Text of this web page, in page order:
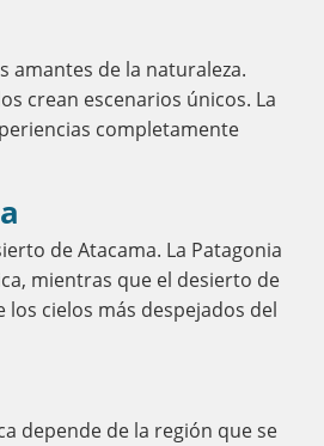
amantes de la naturaleza.
crean escenarios únicos. La
completamente
de Atacama. La Patagonia
mientras que el desierto de
cielos más despejados del
depende de la región que se